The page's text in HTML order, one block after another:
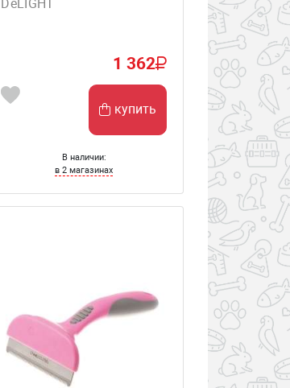
DeLIGHT
1 362
купить
В наличии:
в 2 магазинах